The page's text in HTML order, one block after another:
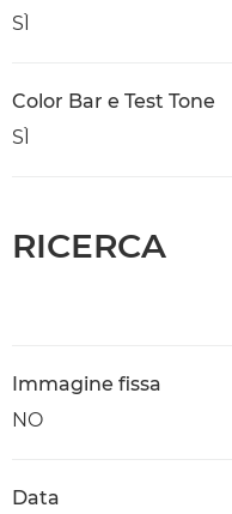
SÌ
Color Bar e Test Tone
SÌ
RICERCA
Immagine fissa
NO
Data